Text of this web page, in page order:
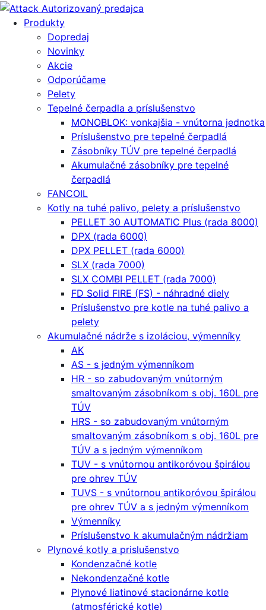
Produkty
Dopredaj
Novinky
Akcie
Odporúčame
Pelety
Tepelné čerpadla a príslušenstvo
MONOBLOK: vonkajšia - vnútorna jednotka
Príslušenstvo pre tepelné čerpadlá
Zásobníky TÚV pre tepelné čerpadlá
Akumulačné zásobníky pre tepelné
čerpadlá
FANCOIL
Kotly na tuhé palivo, pelety a príslušenstvo
PELLET 30 AUTOMATIC Plus (rada 8000)
DPX (rada 6000)
DPX PELLET (rada 6000)
SLX (rada 7000)
SLX COMBI PELLET (rada 7000)
FD Solid FIRE (FS) - náhradné diely
Príslušenstvo pre kotle na tuhé palivo a
pelety
Akumulačné nádrže s izoláciou, výmenníky
AK
AS - s jedným výmenníkom
HR - so zabudovaným vnútorným
smaltovaným zásobníkom s obj. 160L pre
TÚV
HRS - so zabudovaným vnútorným
smaltovaným zásobníkom s obj. 160L pre
TÚV a s jedným výmenníkom
TUV - s vnútornou antikoróvou špirálou
pre ohrev TÚV
TUVS - s vnútornou antikoróvou špirálou
pre ohrev TÚV a s jedným výmenníkom
Výmenníky
Príslušenstvo k akumulačným nádržiam
Plynové kotly a prislušenstvo
Kondenzačné kotle
Nekondenzačné kotle
Plynové liatinové stacionárne kotle
(atmosférické kotle)